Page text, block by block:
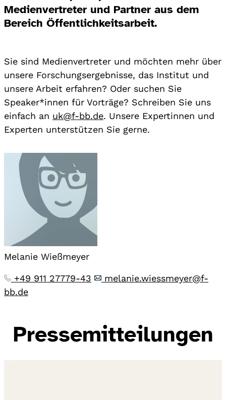
Medienvertreter und Partner aus dem
Bereich Öffentlichkeitsarbeit.
Sie sind Medienvertreter und möchten mehr über
unsere Forschungsergebnisse, das Institut und
unsere Arbeit erfahren? Oder suchen Sie
Speaker*innen für Vorträge? Schreiben Sie uns
einfach an uk@f-bb.de. Unsere Expertinnen und
Experten unterstützen Sie gerne.
Melanie Wießmeyer
+49 911 27779-43
melanie.wiessmeyer@f-
bb.de
Pressemitteilungen